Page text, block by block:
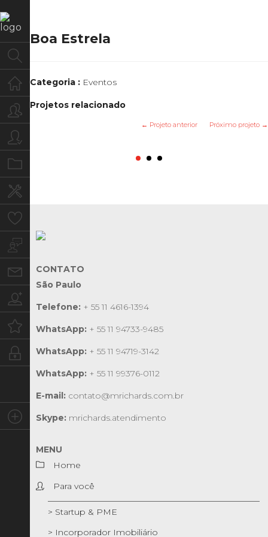
Home
Quem Somos
Blog
Contato
Oportunidades
Intranet
Social
Boa Estrela
Categoria : Eventos
Projetos relacionado
← Projeto anterior Próximo projeto →
CONTATO
São Paulo
Telefone: + 55 11 4616-1394
WhatsApp: + 55 11 94733-9485
WhatsApp: + 55 11 94719-3142
WhatsApp: + 55 11 99376-0112
E-mail: contato@mrichards.com.br
Skype: mrichards.atendimento
MENU
Home
Para você
> Startup & PME
> Incorporador Imobiliário